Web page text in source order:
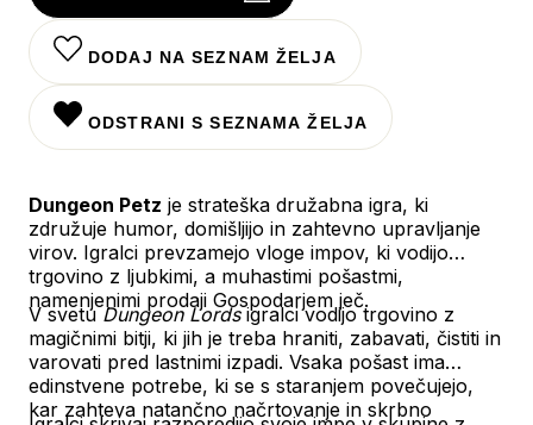
DODAJ NA SEZNAM ŽELJA
ODSTRANI S SEZNAMA ŽELJA
Dungeon Petz je strateška družabna igra, ki
združuje humor, domišljijo in zahtevno upravljanje
virov. Igralci prevzamejo vloge impov, ki vodijo
trgovino z ljubkimi, a muhastimi pošastmi,
namenjenimi prodaji Gospodarjem ječ.
V svetuDungeon Lordsigralci vodijo trgovino z
magičnimi bitji, ki jih je treba hraniti, zabavati, čistiti in
varovati pred lastnimi izpadi. Vsaka pošast ima
edinstvene potrebe, ki se s staranjem povečujejo,
kar zahteva natančno načrtovanje in skrbno